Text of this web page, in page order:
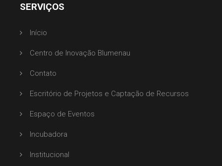
SERVIÇOS
Início
Centro de Inovação Blumenau
Contato
Escritório de Projetos e Captação de Recursos
Espaço de Eventos
Incubadora
Institucional